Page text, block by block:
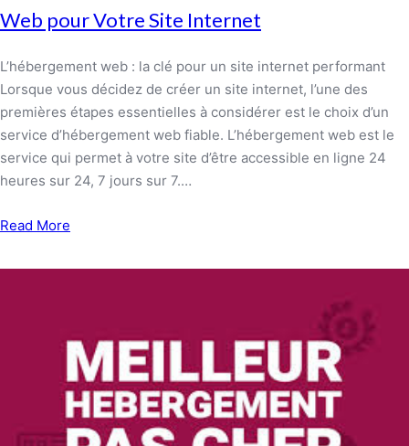
Web pour Votre Site Internet
L’hébergement web : la clé pour un site internet performant
Lorsque vous décidez de créer un site internet, l’une des
premières étapes essentielles à considérer est le choix d’un
service d’hébergement web fiable. L’hébergement web est le
service qui permet à votre site d’être accessible en ligne 24
heures sur 24, 7 jours sur 7.…
Read More